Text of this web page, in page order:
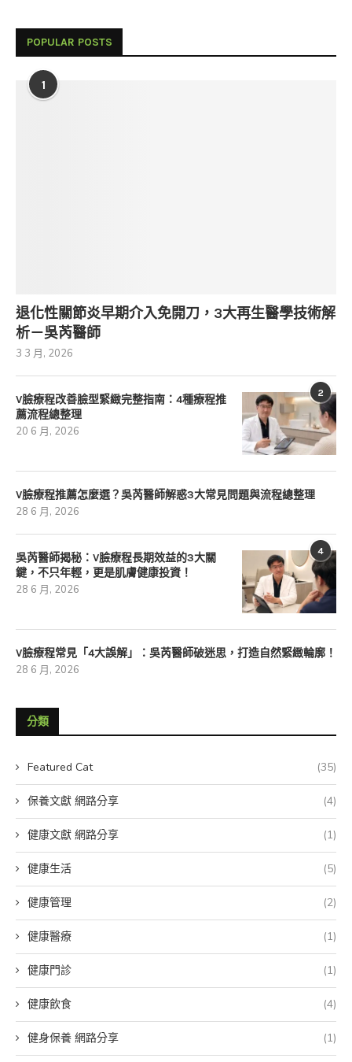
POPULAR POSTS
1
退化性關節炎早期介入免開刀，3大再生醫學技術解
析－吳芮醫師
3 3 月, 2026
2
V臉療程改善臉型緊緻完整指南：4種療程推
薦流程總整理
20 6 月, 2026
V臉療程推薦怎麼選？吳芮醫師解惑3大常見問題與流程總整理
28 6 月, 2026
4
吳芮醫師揭秘：V臉療程長期效益的3大關
鍵，不只年輕，更是肌膚健康投資！
28 6 月, 2026
V臉療程常見「4大誤解」：吳芮醫師破迷思，打造自然緊緻輪廓！
28 6 月, 2026
分類
Featured Cat (35)
保養文獻 網路分享 (4)
健康文獻 網路分享 (1)
健康生活 (5)
健康管理 (2)
健康醫療 (1)
健康門診 (1)
健康飲食 (4)
健身保養 網路分享 (1)